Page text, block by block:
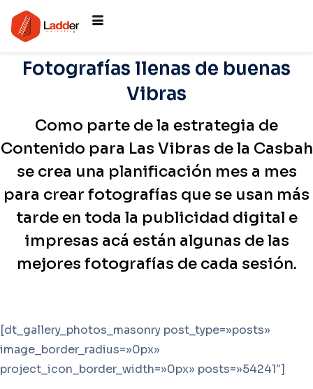
Fotografías llenas de buenas
Vibras
Como parte de la estrategia de
Contenido para Las Vibras de la Casbah
se crea una planificación mes a mes
para crear fotografías que se usan más
tarde en toda la publicidad digital e
impresas acá están algunas de las
mejores fotografías de cada sesión.
[dt_gallery_photos_masonry post_type=»posts»
image_border_radius=»0px»
project_icon_border_width=»0px» posts=»54241″]